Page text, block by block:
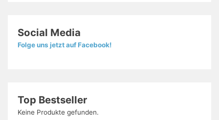
Social Media
Folge uns jetzt auf Facebook!
Top Bestseller
Keine Produkte gefunden.